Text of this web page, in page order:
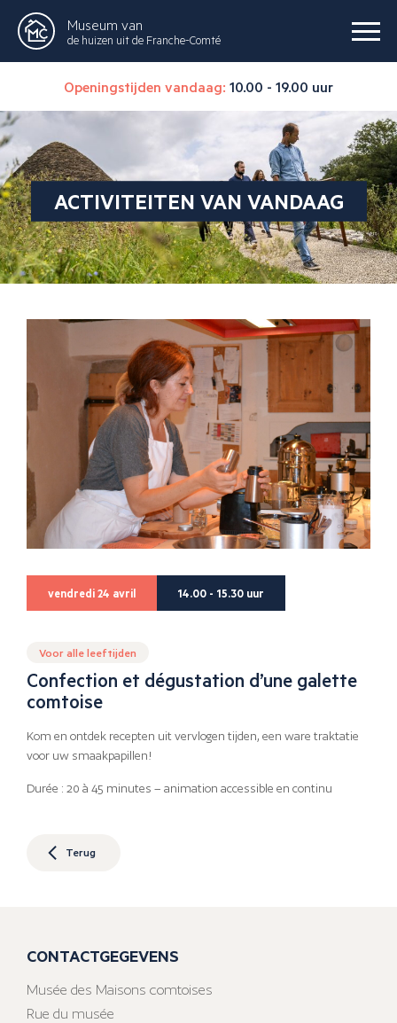
Museum van
de huizen uit de Franche-Comté
Openingstijden vandaag: 10.00 - 19.00 uur
ACTIVITEITEN VAN VANDAAG
vendredi 24 avril 14.00 - 15.30 uur
Voor alle leeftijden
Confection et dégustation d’une galette
comtoise
Kom en ontdek recepten uit vervlogen tijden, een ware traktatie
voor uw smaakpapillen!
Durée : 20 à 45 minutes – animation accessible en continu
Terug
CONTACTGEGEVENS
Musée des Maisons comtoises
Rue du musée